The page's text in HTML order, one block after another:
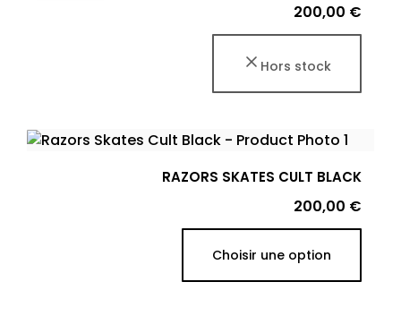
Prix
200,00 €
Hors stock
RAZORS SKATES CULT BLACK
Prix
200,00 €
Choisir une option